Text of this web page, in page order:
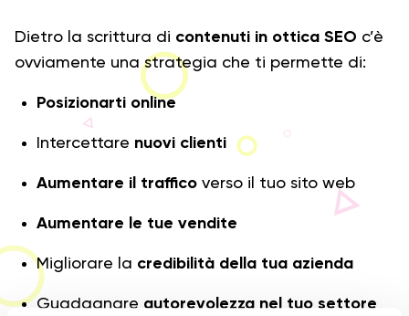
Dietro la scrittura di contenuti in ottica SEO c’è
ovviamente una strategia che ti permette di:
Posizionarti online
Intercettare nuovi clienti
Aumentare il traffico verso il tuo sito web
Aumentare le tue vendite
Migliorare la credibilità della tua azienda
Guadagnare autorevolezza nel tuo settore